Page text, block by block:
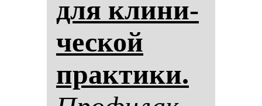
для кли­ни­
чес­кой
прак­ти­ки.